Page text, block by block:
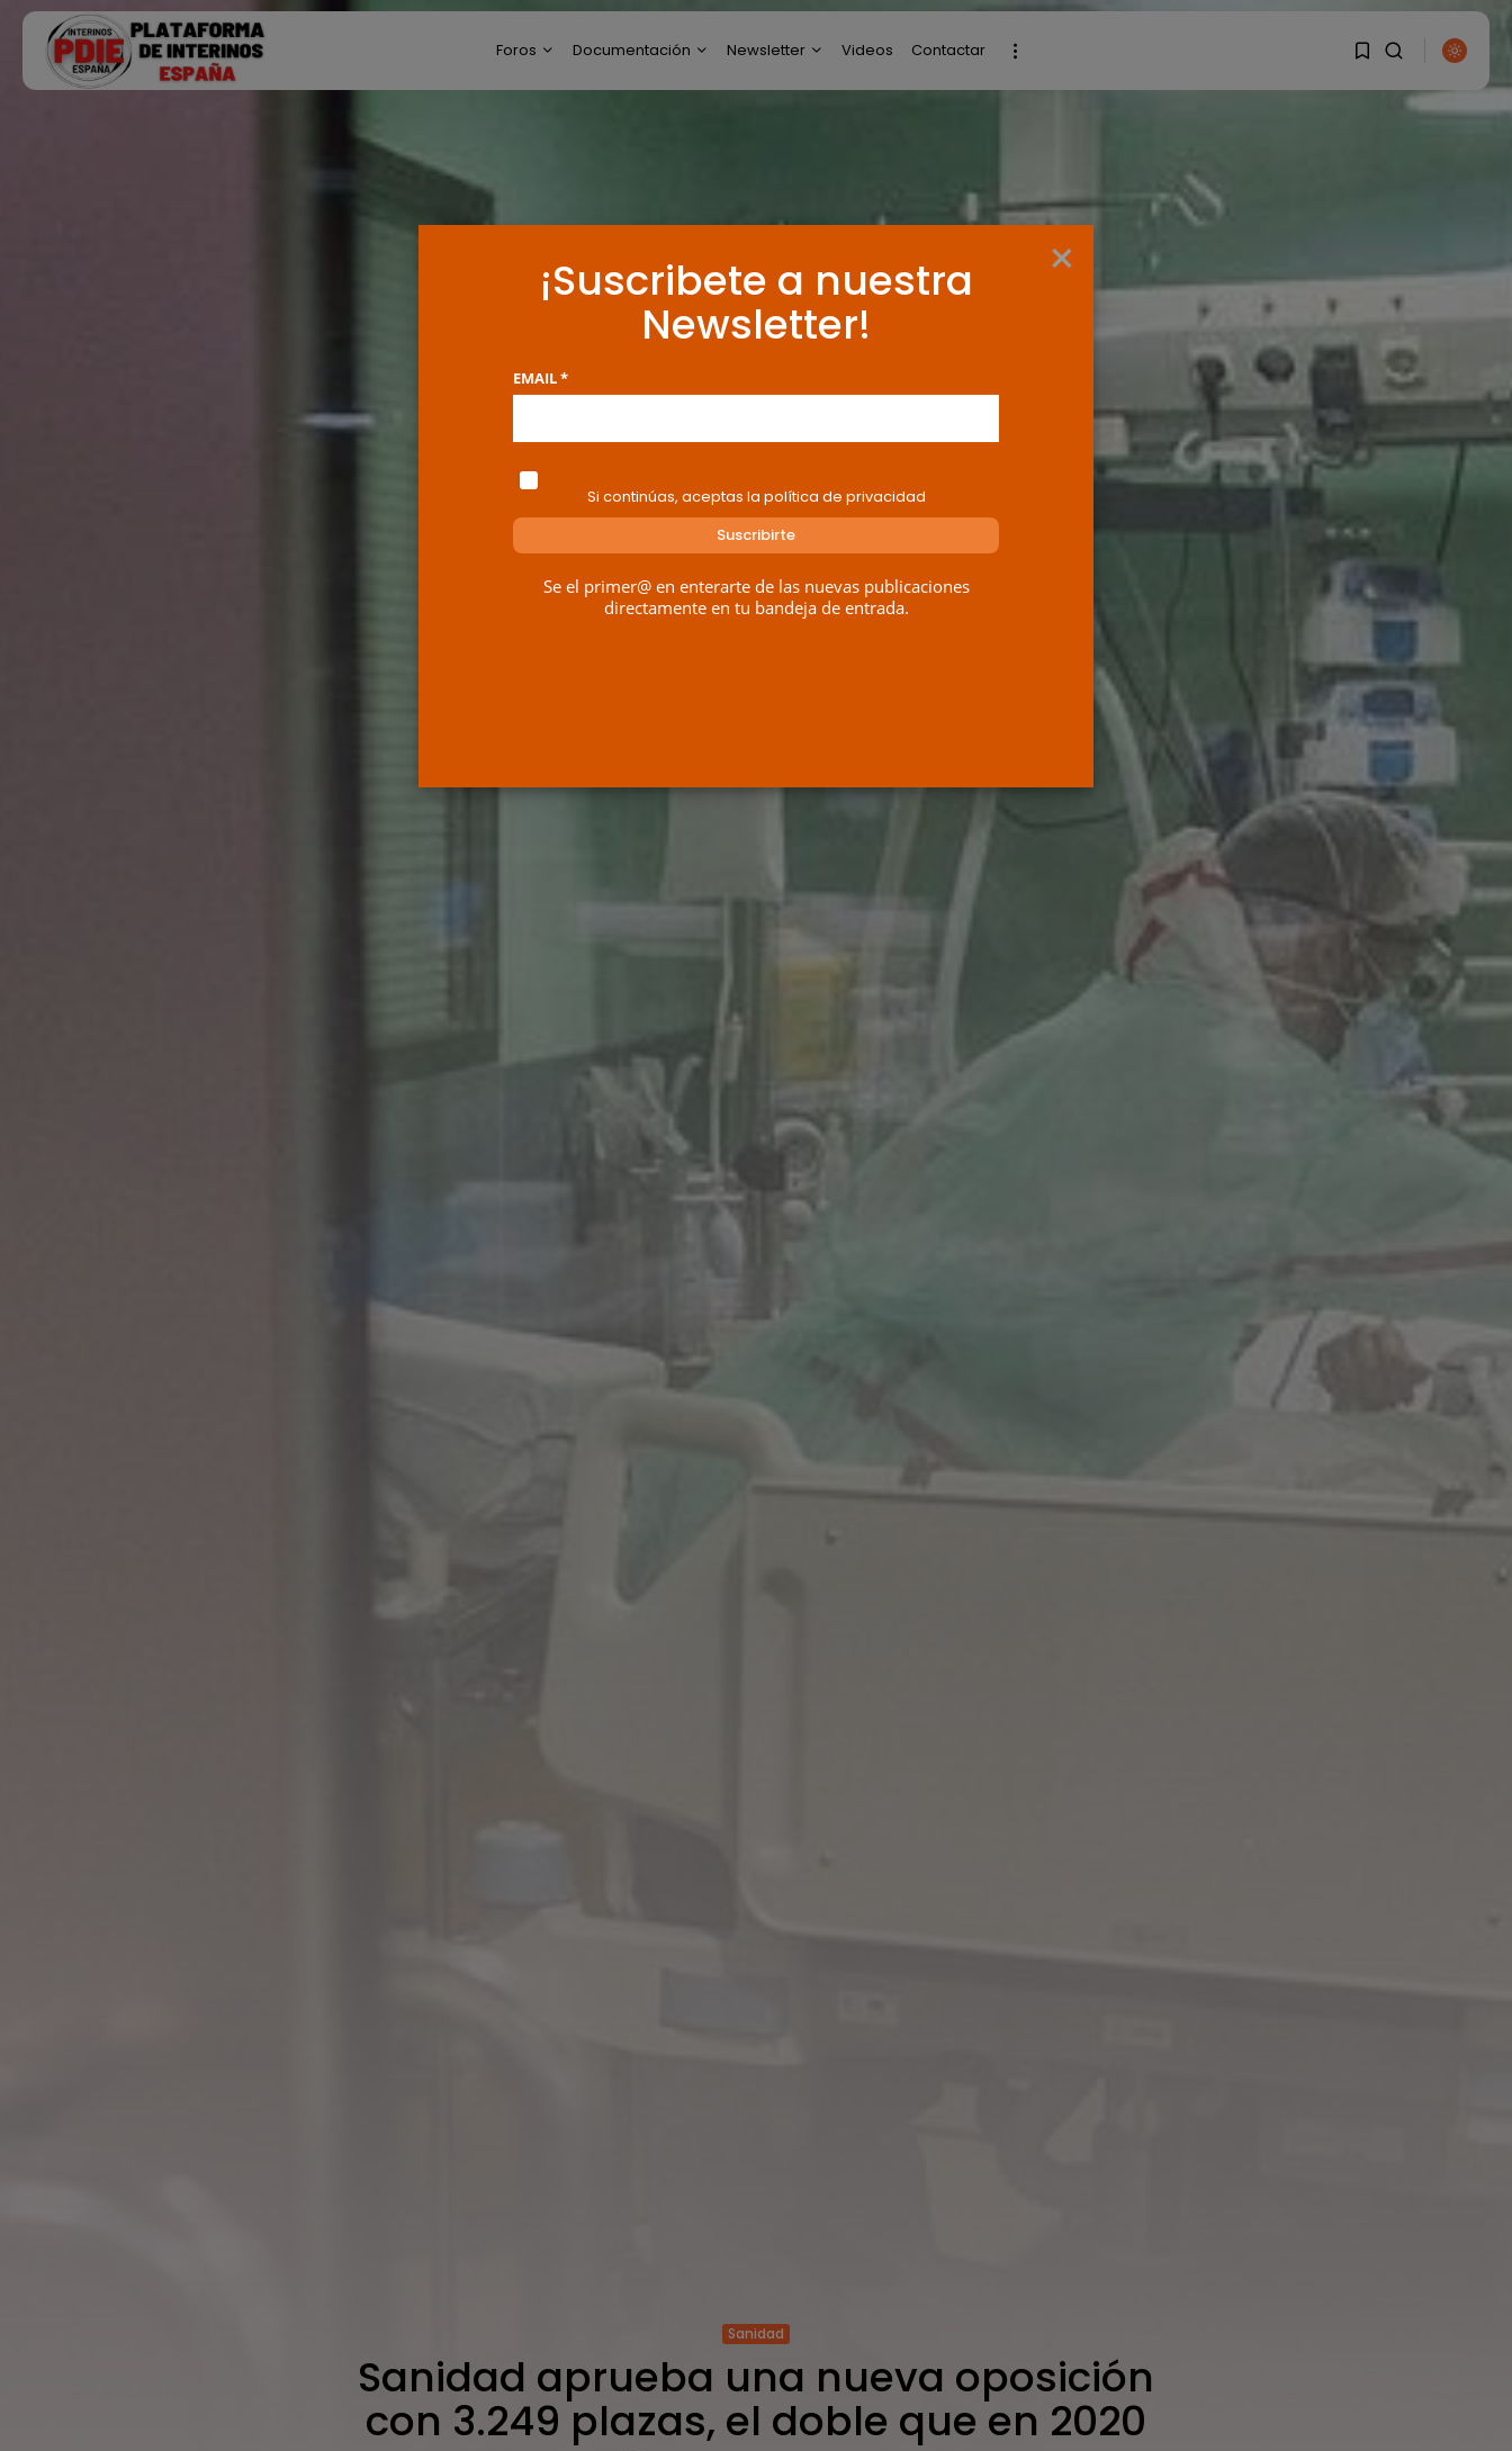
Foros
Foro General
Encuestas
Documentación Newsletter Videos Contactar
0
Search
for:
BUSCAR
ENTRADAS RECIENTES
Canarias
El Ministerio de Justicia
vende ‘propaganda...
RAMÓN J.
OPINIÓN
Interinos: Europa
jueces...
Interinos: el error del
RAMÓN J. 05/08/2026
Sanidad
Sanidad aprueba una nueva oposición
con 3.249 plazas, el doble que en 2020
×
¡Suscribete a nuestra
Newsletter!
EMAIL *
Si continúas, aceptas la política de privacidad
Se el primer@ en enterarte de las nuevas publicaciones
directamente en tu bandeja de entrada.